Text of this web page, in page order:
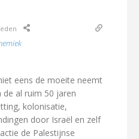
eens de moeite neemt
al ruim 50 jaren
kolonisatie,
door Israël en zelf
de Palestijnse